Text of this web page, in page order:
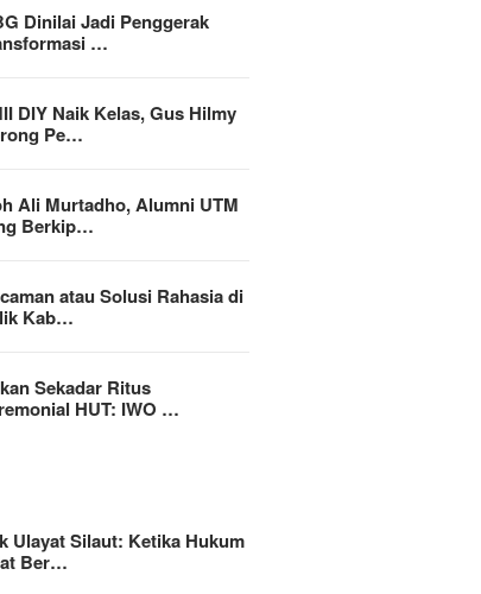
Solusi
Kabinet
MBG Dinilai Jadi Penggerak
Dinilai Jadi Penggerak
…
DIY Naik Kelas, Gus Hilmy
Pe…
Ali Murtadho, Alumni UTM
Berkip…
atau Solusi Rahasia di
Kab…
Sekadar Ritus
HUT: IWO …
Ulayat Silaut: Ketika Hukum
Ber…